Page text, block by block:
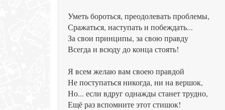
Уметь бороться, преодолевать проблемы,
Сражаться, наступать и побеждать...
За свои принципы, за свою правду
Всегда и всюду до конца стоять!
Я всем желаю вам своею правдой
Не поступаться никогда, ни на вершок,
Но... если вдруг однажды станет трудно,
Ещё раз вспомните этот стишок!